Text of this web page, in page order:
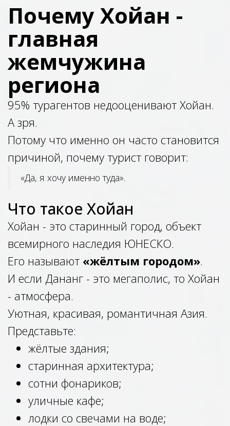
Почему Хойан -
главная
жемчужина
региона
95% турагентов недооценивают Хойан.
А зря.
Потому что именно он часто становится
причиной, почему турист говорит:
«Да, я хочу именно туда».
Что такое Хойан
Хойан - это старинный город, объект
всемирного наследия ЮНЕСКО.
Его называют «жёлтым городом».
И если Дананг - это мегаполис, то Хойан
- атмосфера.
Уютная, красивая, романтичная Азия.
Представьте:
жёлтые здания;
старинная архитектура;
сотни фонариков;
уличные кафе;
лодки со свечами на воде;